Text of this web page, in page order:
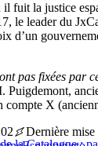
fuit la justice
le leader du
d’un
pas fixées par
Puigdemont,
compte X
Dernière